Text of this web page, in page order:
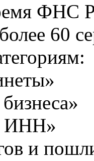
ФНС
60
ИНН»
и